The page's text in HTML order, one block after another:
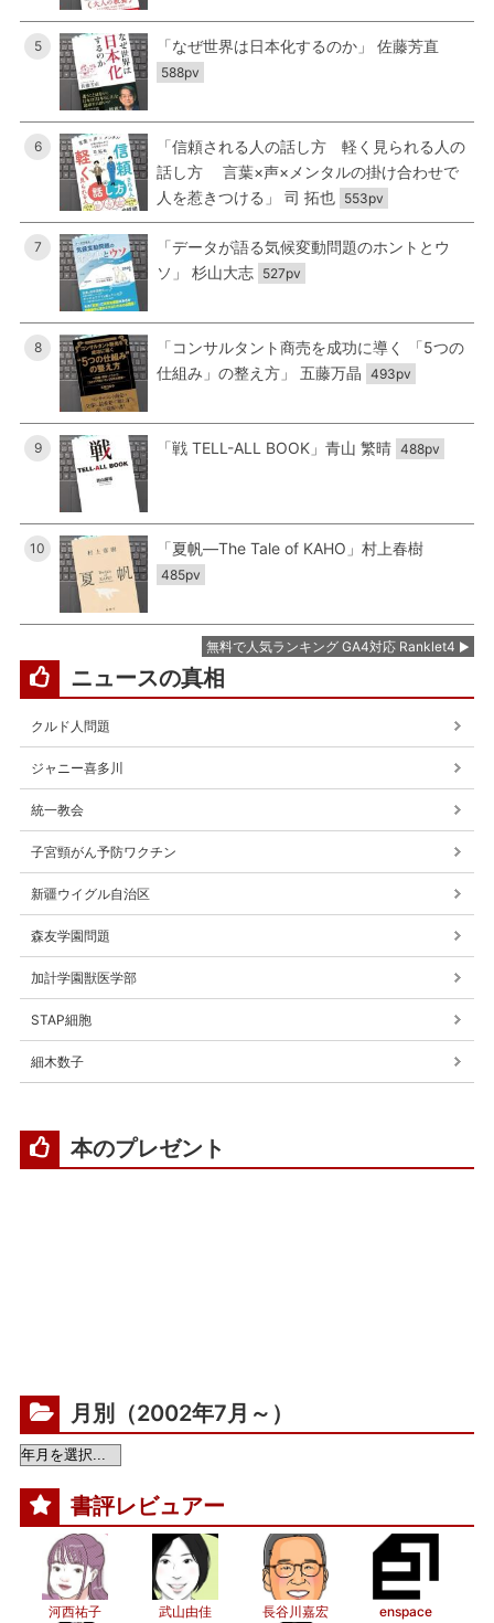
5 「なぜ世界は日本化するのか」 佐藤芳直
588pv
6
「信頼される人の話し方 軽く見られる人の
話し方 言葉×声×メンタルの掛け合わせで
人を惹きつける」 司 拓也 553pv
7
「データが語る気候変動問題のホントとウ
ソ」 杉山大志 527pv
8
「コンサルタント商売を成功に導く 「5つの
仕組み」の整え方」 五藤万晶 493pv
9 「戦 TELL-ALL BOOK」青山 繁晴 488pv
10 「夏帆―The Tale of KAHO」村上春樹
485pv
無料で人気ランキング GA4対応 Ranklet4
ニュースの真相
クルド人問題
ジャニー喜多川
統一教会
子宮頸がん予防ワクチン
新疆ウイグル自治区
森友学園問題
加計学園獣医学部
STAP細胞
細木数子
本のプレゼント
月別（2002年7月～）
書評レビュアー
河西祐子 武山由佳 長谷川嘉宏 enspace